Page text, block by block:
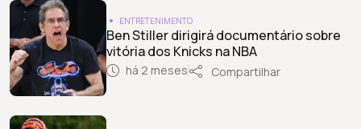
ENTRETENIMENTO
Ben Stiller dirigirá documentário sobre
vitória dos Knicks na NBA
há 2 meses Compartilhar